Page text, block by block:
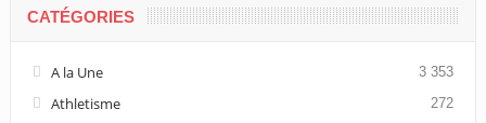
CATÉGORIES
A la Une 3 353
Athletisme 272